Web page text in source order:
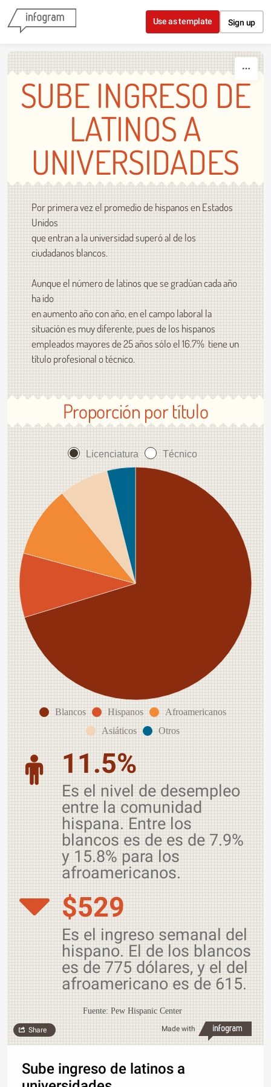
Skip to content
Use as template Sign up
SUBE INGRESO DE
LATINOS A
UNIVERSIDADES
Por primera vez el promedio de hispanos en Estados
Unidos
que entran a la universidad superó al de los
ciudadanos blancos.
Aunque el número de latinos que se gradúan cada año
ha ido
en aumento año con año, en el campo laboral la
situación es muy diferente, pues de los hispanos
empleados mayores de 25 años sólo el 16.7% tiene un
título profesional o técnico.
Proporción por título
Licenciatura Técnico
Blancos Hispanos
Afroamericanos
Asiáticos
Otros
11.5%
Es el nivel de desempleo
entre la comunidad
hispana. Entre los
blancos es de es de 7.9%
y 15.8% para los
afroamericanos.
$529
Es el ingreso semanal del
hispano. El de los blancos
es de 775 dólares, y el del
afroamericano es de 615.
Fuente: Pew Hispanic Center
Made with
Share
Sube ingreso de latinos a